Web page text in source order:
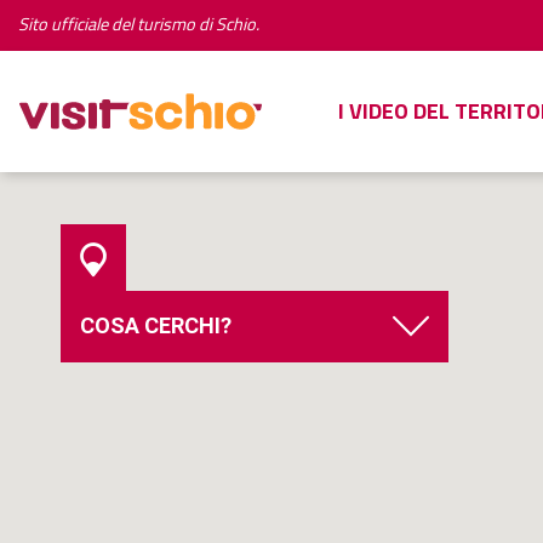
Sito ufficiale del turismo di Schio.
I VIDEO DEL
COSA CERCHI?